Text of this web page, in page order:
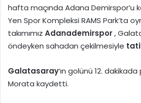
hafta maçında Adana Demirspor’u
Yen Spor Kompleksi RAMS Park’ta
takımımız Adanademirspor,
öndeyken sahadan çekilmesiyle
Galatasaray‘ın golünü 12.
Morata kaydetti.